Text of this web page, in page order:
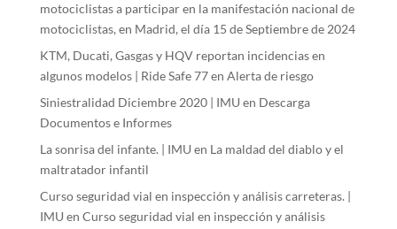
motociclistas a participar en la manifestación nacional de
motociclistas, en Madrid, el día 15 de Septiembre de 2024
KTM, Ducati, Gasgas y HQV reportan incidencias en
algunos modelos | Ride Safe 77en Alerta de riesgo
Siniestralidad Diciembre 2020 | IMU en Descarga
Documentos e Informes
La sonrisa del infante. | IMU en La maldad del diablo y el
maltratador infantil
Curso seguridad vial en inspección y análisis carreteras. |
IMU en Curso seguridad vial en inspección y análisis